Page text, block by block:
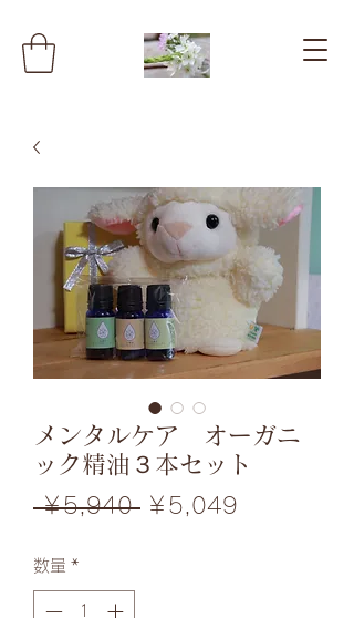
メンタルケア オーガニ
ック精油３本セット
￥5,940 通￥5,049
数量 *